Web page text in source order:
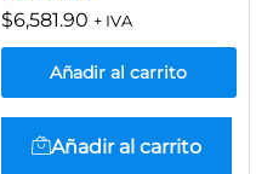
$6,581.90 + IVA
Añadir al carrito
Añadir al carrito